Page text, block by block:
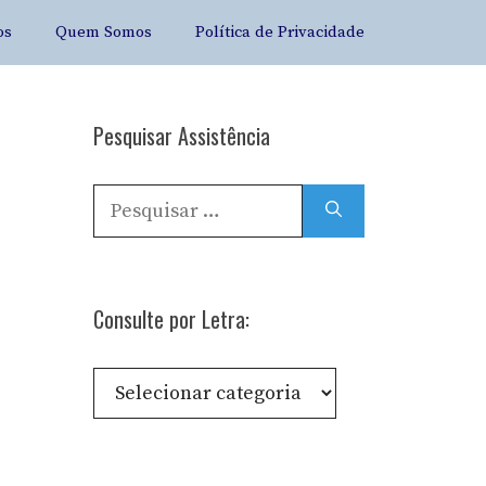
Quem Somos Política de Privacidade
Pesquisar Assistência
Pesquisar
por:
Consulte por Letra:
Consulte